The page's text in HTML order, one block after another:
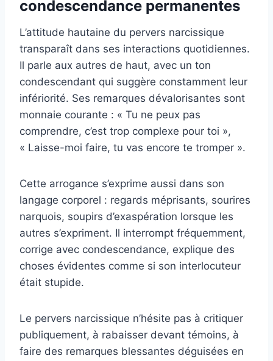
condescendance permanentes
L’attitude hautaine du pervers narcissique
transparaît dans ses interactions quotidiennes.
Il parle aux autres de haut, avec un ton
condescendant qui suggère constamment leur
infériorité. Ses remarques dévalorisantes sont
monnaie courante : « Tu ne peux pas
comprendre, c’est trop complexe pour toi »,
« Laisse-moi faire, tu vas encore te tromper ».
Cette arrogance s’exprime aussi dans son
langage corporel : regards méprisants, sourires
narquois, soupirs d’exaspération lorsque les
autres s’expriment. Il interrompt fréquemment,
corrige avec condescendance, explique des
choses évidentes comme si son interlocuteur
était stupide.
Le pervers narcissique n’hésite pas à critiquer
publiquement, à rabaisser devant témoins, à
faire des remarques blessantes déguisées en